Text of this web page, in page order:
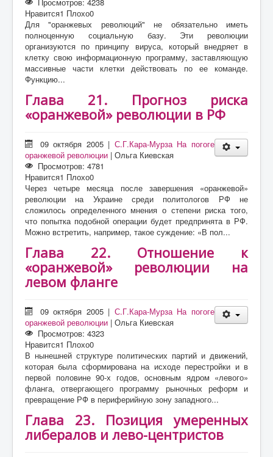
Нравится1 Плохо0
Для "оранжевых революций" не обязательно иметь
полноценную социальную базу. Эти революции
организуются по принципу вируса, который внедряет в
клетку свою информационную программу, заставляющую
массивные части клетки действовать по ее команде.
Функцию...
Глава 21. Прогноз риска
«оранжевой» революции в РФ
09 октября 2005 | С.Г.Кара-Мурза На погоге
оранжевой революции | Ольга Киевская
Просмотров: 4781
Нравится1 Плохо0
Через четыре месяца после завершения «оранжевой»
революции на Украине среди политологов РФ не
сложилось определенного мнения о степени риска того,
что попытка подобной операции будет предпринята в РФ.
Можно встретить, например, такое суждение: «В пол...
Глава 22. Отношение к
«оранжевой» революции на
левом фланге
09 октября 2005 | С.Г.Кара-Мурза На погоге
оранжевой революции | Ольга Киевская
Просмотров: 4323
Нравится1 Плохо0
В нынешней структуре политических партий и движений,
которая была сформирована на исходе перестройки и в
первой половине 90-х годов, основным ядром «левого»
фланга, отвергающего программу рыночных реформ и
превращение РФ в периферийную зону западного...
Глава 23. Позиция умеренных
либералов и лево-центристов